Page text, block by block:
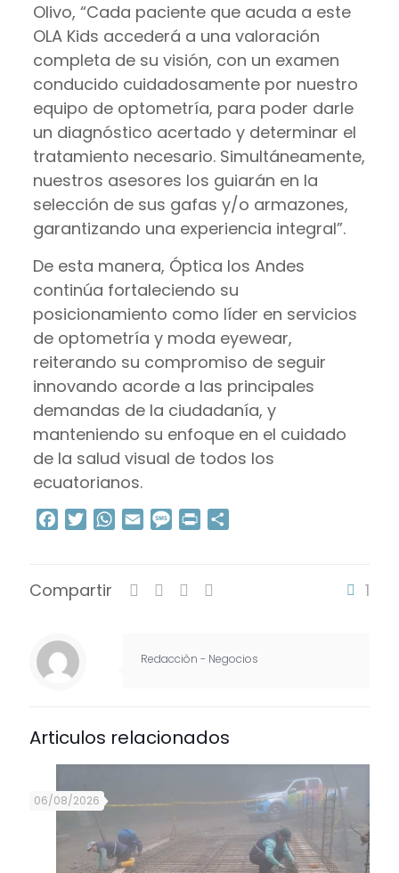
Olivo, “Cada paciente que acuda a este
OLA Kids accederá a una valoración
completa de su visión, con un examen
conducido cuidadosamente por nuestro
equipo de optometría, para poder darle
un diagnóstico acertado y determinar el
tratamiento necesario. Simultáneamente,
nuestros asesores los guiarán en la
selección de sus gafas y/o armazones,
garantizando una experiencia integral”.
De esta manera, Óptica los Andes
continúa fortaleciendo su
posicionamiento como líder en servicios
de optometría y moda eyewear,
reiterando su compromiso de seguir
innovando acorde a las principales
demandas de la ciudadanía, y
manteniendo su enfoque en el cuidado
de la salud visual de todos los
ecuatorianos.
Facebook
TwitterWhatsApp
Email Message
Print
Compartir 1
Redacciòn - Negocios
Articulos relacionados
06/08/2026